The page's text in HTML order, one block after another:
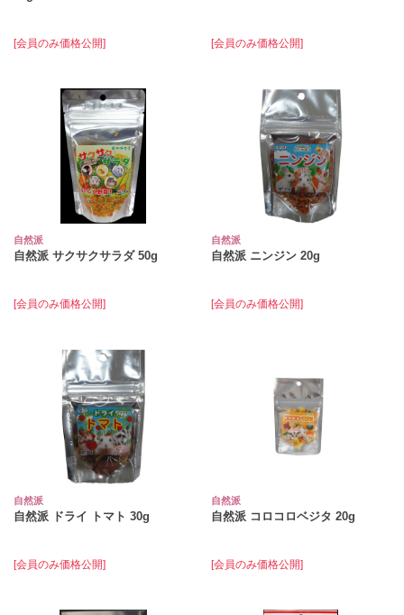
[会員のみ価格公開] [会員のみ価格公開]
自然派
自然派 サクサクサラダ 50g
[会員のみ価格公開]
自然派
自然派 ニンジン 20g
[会員のみ価格公開]
自然派
自然派 ドライ トマト 30g
[会員のみ価格公開]
自然派
自然派 コロコロベジタ 20g
[会員のみ価格公開]